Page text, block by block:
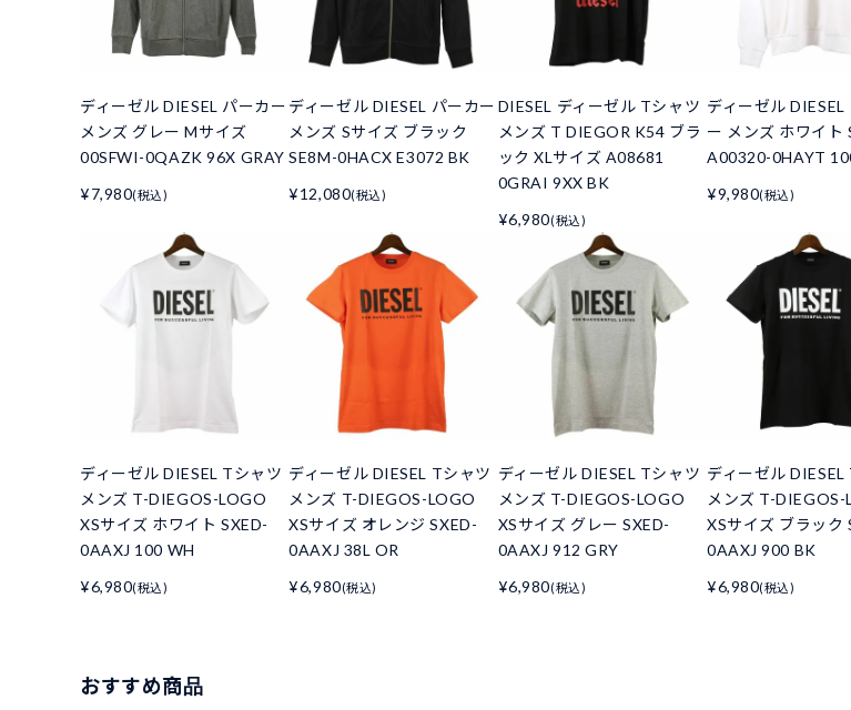
ディーゼル DIESEL パーカー
メンズ グレー Mサイズ
00SFWI-0QAZK 96X GRAY
¥7,980(税込)
ディーゼル DIESEL パーカー
メンズ Sサイズ ブラック
SE8M-0HACX E3072 BK
¥12,080(税込)
DIESEL ディーゼル Tシャツ
メンズ T DIEGOR K54 ブラ
ック XLサイズ A08681
0GRAI 9XX BK
¥6,980(税込)
ディーゼル DIESEL
ー メンズ ホワイト
A00320-0HAYT
¥9,980(税込)
ディーゼル DIESEL Tシャツ
メンズ T-DIEGOS-LOGO
XSサイズ ホワイト SXED-
0AAXJ 100 WH
¥6,980(税込)
ディーゼル DIESEL Tシャツ
メンズ T-DIEGOS-LOGO
XSサイズ オレンジ SXED-
0AAXJ 38L OR
¥6,980(税込)
ディーゼル DIESEL Tシャツ
メンズ T-DIEGOS-LOGO
XSサイズ グレー SXED-
0AAXJ 912 GRY
¥6,980(税込)
ディーゼル DIESEL
メンズ T-DIEGOS-
XSサイズ ブラック
0AAXJ 900 BK
¥6,980(税込)
おすすめ商品